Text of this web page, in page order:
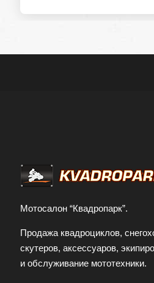
Мотосалон “Квадропарк”.
Продажа квадроциклов,
скутеров, аксессуаров,
и обслуживание мототехники.